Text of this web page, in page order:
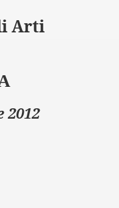
Arti
2012
2012)